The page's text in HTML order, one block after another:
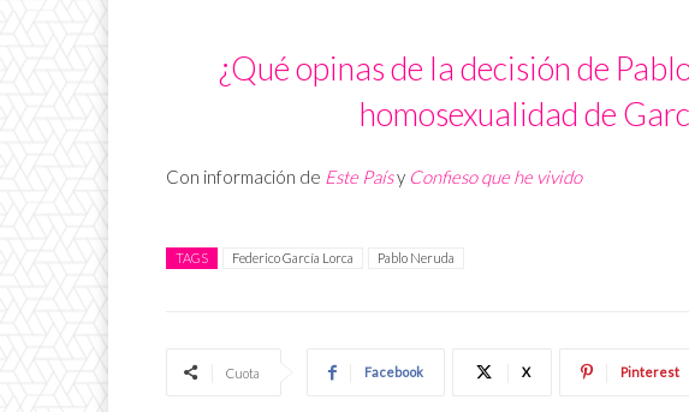
¿Qué opinas de la decisión de
homosexualidad de
Con información de Este Paísy Confieso que he vivido
TAGS Federico García Lorca Pablo Neruda
Cuota Facebook X Pinterest